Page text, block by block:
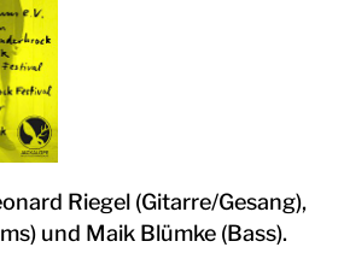
Riegel (Gitarre/Gesang),
und Maik Blümke (Bass).